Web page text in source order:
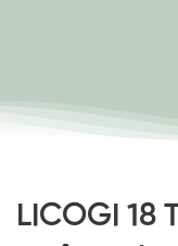
LICOGI 18